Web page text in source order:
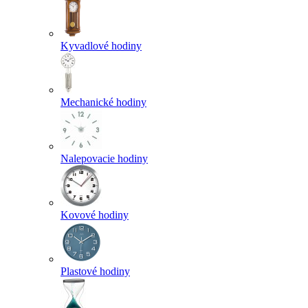
Kyvadlové hodiny
Mechanické hodiny
Nalepovacie hodiny
Kovové hodiny
Plastové hodiny